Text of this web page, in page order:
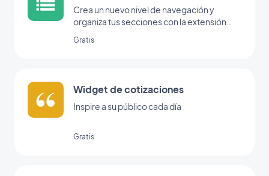
Crea un nuevo nivel de navegación y
organiza tus secciones con la extensión
Gratis
Widget de cotizaciones
Inspire a su público cada día
Gratis